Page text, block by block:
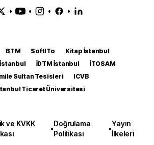
• • • •
BTM SoftITo
Kitap İstanbul
İDTM İstanbul
İTOSAM
Sultan Tesisleri
ICVB
Ticaret Üniversitesi
ve KVKK
•
Doğrulama
Politikası
•
Yayın
İlkeleri